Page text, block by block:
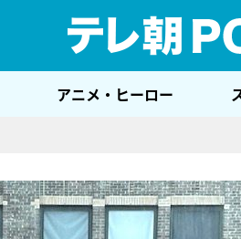
アニメ・ヒーロー